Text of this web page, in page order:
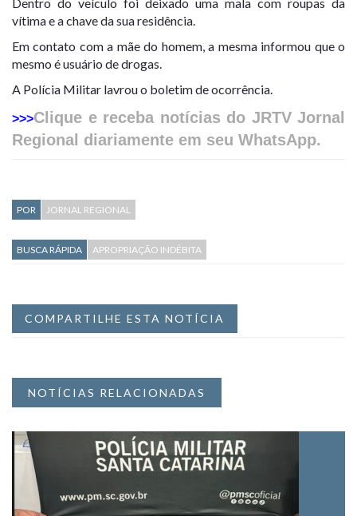
vítima e a chave da sua residência.
Em contato com a mãe do homem, a mesma informou que o
mesmo é usuário de drogas.
A Polícia Militar lavrou o boletim de ocorrência.
>>>Clique e receba notícias do JRTV Jornal
Regional diariamente em seu WhatsApp.
POR JORNAL REGIONAL
BUSCA RÁPIDA APROPRIAÇÃO INDÉBITA
COMPARTILHE ESTA NOTÍCIA
NOTÍCIAS RELACIONADAS